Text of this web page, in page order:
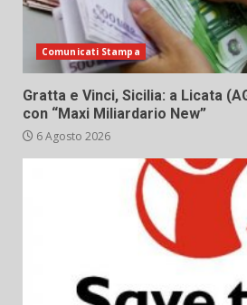
Comunicati Stampa
Gratta e Vinci, Sicilia: a Licata
con “Maxi Miliardario New”
6 Agosto 2026